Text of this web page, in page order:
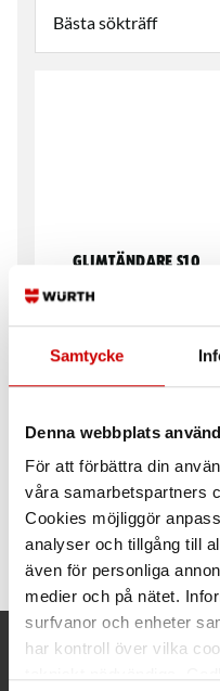
Samtycke
Denna webbplats
För att förbättra din
våra samarbetspartners
Cookies möjliggör
analyser och tillgång till
även för personliga
medier och på nätet.
surfvanor och enheter
har kontroll över vilka
Glimtändare S10
Lysrör T8-20W LED
G13 sockel